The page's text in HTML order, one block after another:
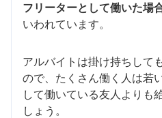
フリーターとして働いた場
いわれています。
アルバイトは掛け持ちして
ので、たくさん働く人は若
して働いている友人よりも
しょう。